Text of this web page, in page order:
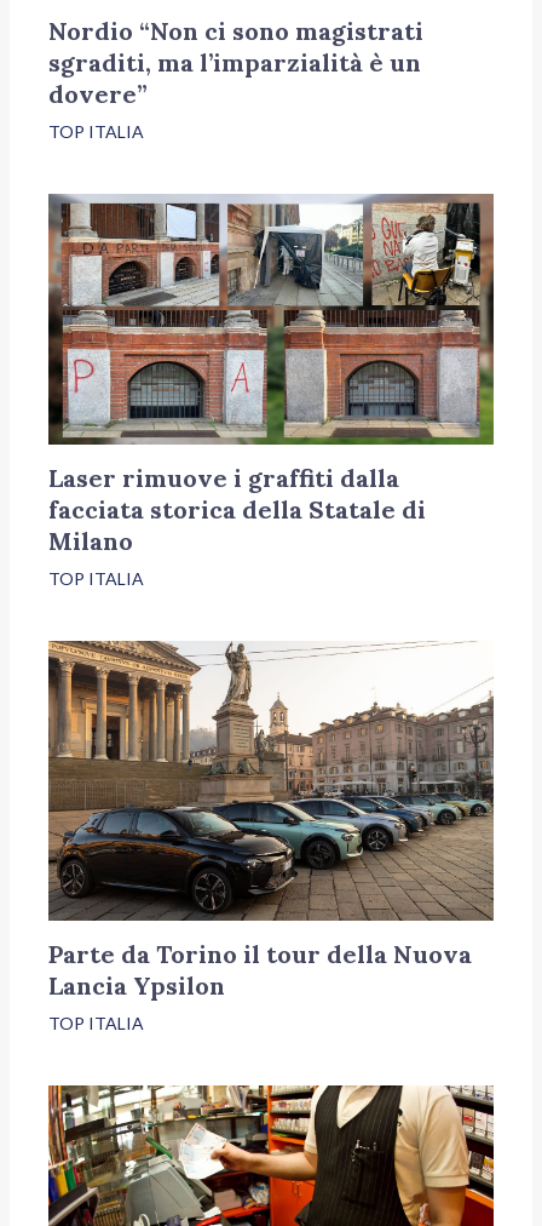
Nordio “Non ci sono magistrati
sgraditi, ma l’imparzialità è un
dovere”
TOP ITALIA
Laser rimuove i graffiti dalla
facciata storica della Statale di
Milano
TOP ITALIA
Parte da Torino il tour della Nuova
Lancia Ypsilon
TOP ITALIA